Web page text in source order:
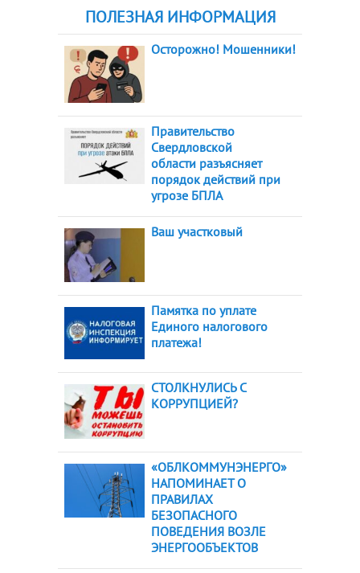
ПОЛЕЗНАЯ ИНФОРМАЦИЯ
Осторожно! Мошенники!
Правительство
Свердловской
области разъясняет
порядок действий при
угрозе БПЛА
Ваш участковый
Памятка по уплате
Единого налогового
платежа!
СТОЛКНУЛИСЬ С
КОРРУПЦИЕЙ?
«ОБЛКОММУНЭНЕРГО»
НАПОМИНАЕТ О
ПРАВИЛАХ
БЕЗОПАСНОГО
ПОВЕДЕНИЯ ВОЗЛЕ
ЭНЕРГООБЪЕКТОВ